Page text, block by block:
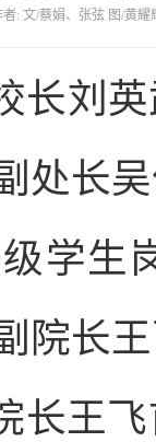
者: 文/蔡娟、张弦 图/黄
长刘
处长
学生
院长
长王